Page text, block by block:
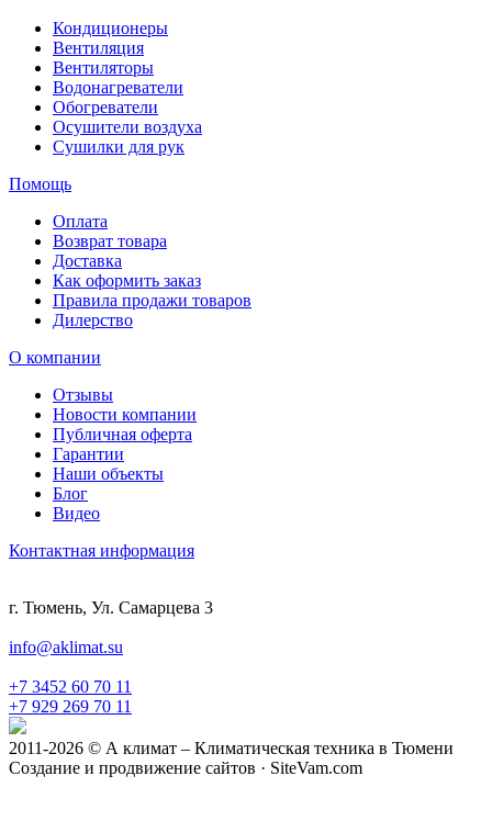
Кондиционеры
Вентиляция
Вентиляторы
Водонагреватели
Обогреватели
Осушители воздуха
Сушилки для рук
Помощь
Оплата
Возврат товара
Доставка
Как оформить заказ
Правила продажи товаров
Дилерство
О компании
Отзывы
Новости компании
Публичная оферта
Гарантии
Наши объекты
Блог
Видео
Контактная информация
г. Тюмень, Ул. Самарцева 3
info@aklimat.su
+7 3452 60 70 11
+7 929 269 70 11
2011-2026 © А климат – Климатическая техника в Тюмени
Создание и продвижение сайтов · SiteVam.com